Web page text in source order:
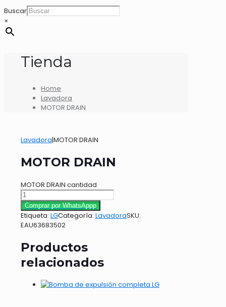
Buscar
×
Tienda
Home
Lavadora
MOTOR DRAIN
Lavadora|MOTOR DRAIN
MOTOR DRAIN
MOTOR DRAIN cantidad
Comprar por WhatsAppp
Etiqueta: LGCategoría: LavadoraSKU:
EAU63683502
Productos
relacionados